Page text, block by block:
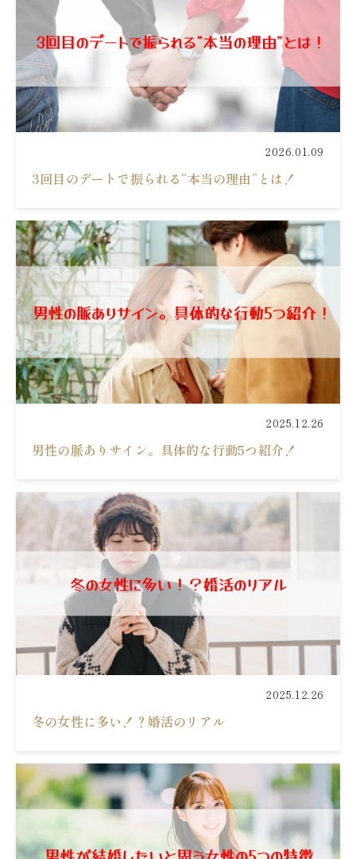
2026.01.09
3回目のデートで振られる“本当の理由”とは！
2025.12.26
男性の脈ありサイン。具体的な行動5つ紹介！
2025.12.26
冬の女性に多い！？婚活のリアル